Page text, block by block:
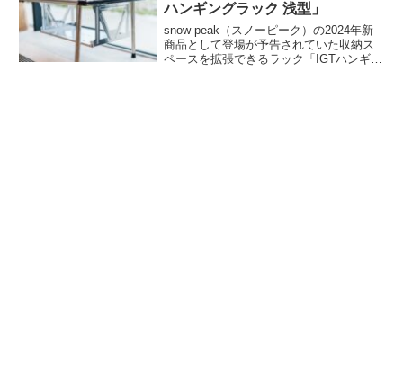
れます。詳細をレビューします。
ハンギングラック 浅型」
snow peak（スノーピーク）の2024年新
商品として登場が予告されていた収納ス
ペースを拡張できるラック「IGTハンギン